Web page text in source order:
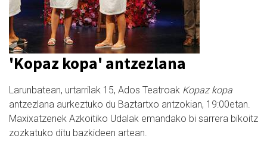
'Kopaz kopa' antzezlana
Larunbatean, urtarrilak 15, Ados Teatroak Kopaz kopa
antzezlana aurkeztuko du Baztartxo antzokian, 19:00etan.
Maxixatzenek Azkoitiko Udalak emandako bi sarrera bikoitz
zozkatuko ditu bazkideen artean.